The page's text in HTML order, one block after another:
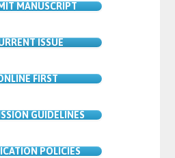
MANUSCRIPT
ISSUE
FIRST
GUIDELINES
POLICIES